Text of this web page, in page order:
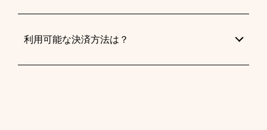
利用可能な決済方法は？